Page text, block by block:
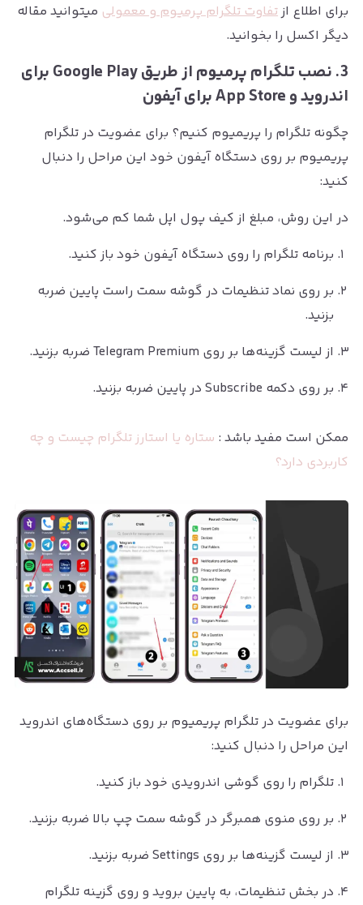
برای اطلاع ازتفاوت تلگرام پرمیوم و معمولی میتوانید مقاله
دیگر اکسل را بخوانید.
3. نصب تلگرام پرمیوم از طریق Google Play برای
اندروید و App Store برای آیفون
چگونه تلگرام را پریمیوم کنیم؟ برای عضویت در تلگرام
پریمیوم بر روی دستگاه آیفون خود این مراحل را دنبال
کنید:
در این روش، مبلغ از کیف پول اپل شما کم می‌شود.
برنامه تلگرام را روی دستگاه آیفون خود باز کنید.
بر روی نماد تنظیمات در گوشه سمت راست پایین ضربه
بزنید.
از لیست گزینه‌ها بر روی Telegram Premium ضربه بزنید.
بر روی دکمه Subscribe در پایین ضربه بزنید.
ممکن است مفید باشد : ستاره یا استارز تلگرام چیست و چه
کاربردی دارد؟
برای عضویت در تلگرام پریمیوم بر روی دستگاه‌های اندروید
این مراحل را دنبال کنید:
تلگرام را روی گوشی اندرویدی خود باز کنید.
بر روی منوی همبرگر در گوشه سمت چپ بالا ضربه بزنید.
از لیست گزینه‌ها بر روی Settings ضربه بزنید.
در بخش تنظیمات، به پایین بروید و روی گزینه تلگرام